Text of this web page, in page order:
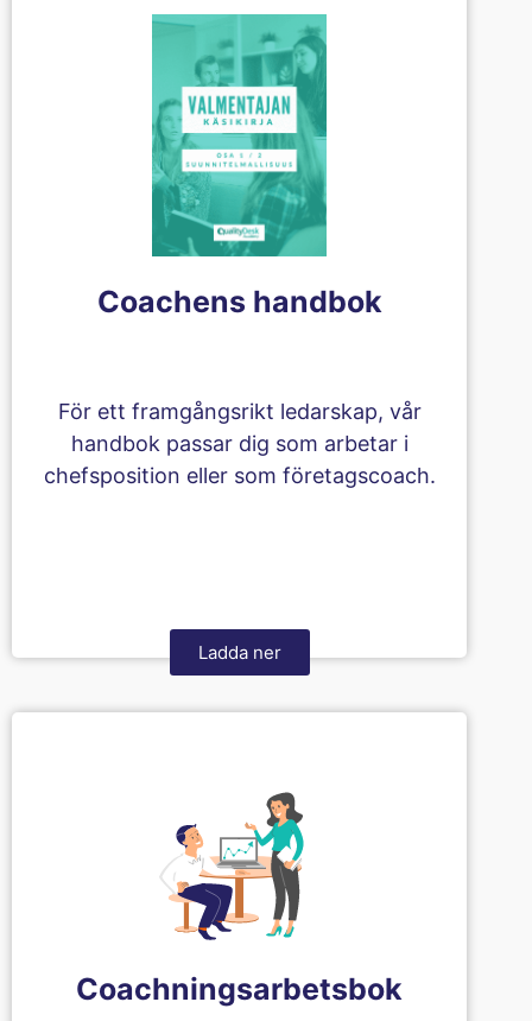
Coachens handbok
För ett framgångsrikt ledarskap, vår
handbok passar dig som arbetar i
chefsposition eller som företagscoach.
Ladda ner
Coachningsarbetsbok